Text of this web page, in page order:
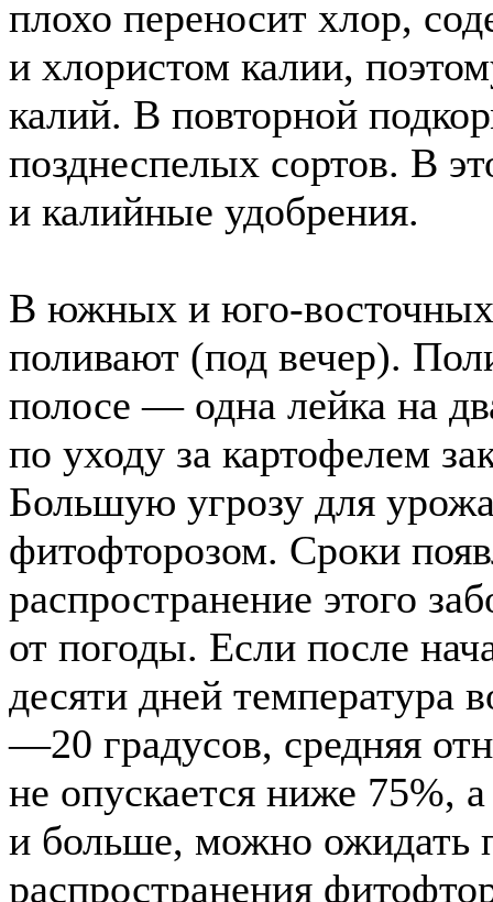
плохо переносит хлор,
и хлористом калии,
калий. В повторной
позднеспелых сортов. В
и калийные удобрения.
В южных и юго-восточных
поливают (под вечер).
полосе — одна лейка на
по уходу за картофелем
Большую угрозу для
фитофторозом. Сроки
распространение этого
от погоды. Если после
десяти дней температура
—20 градусов, средняя
не опускается ниже 75%,
и больше, можно ожидать
распространения